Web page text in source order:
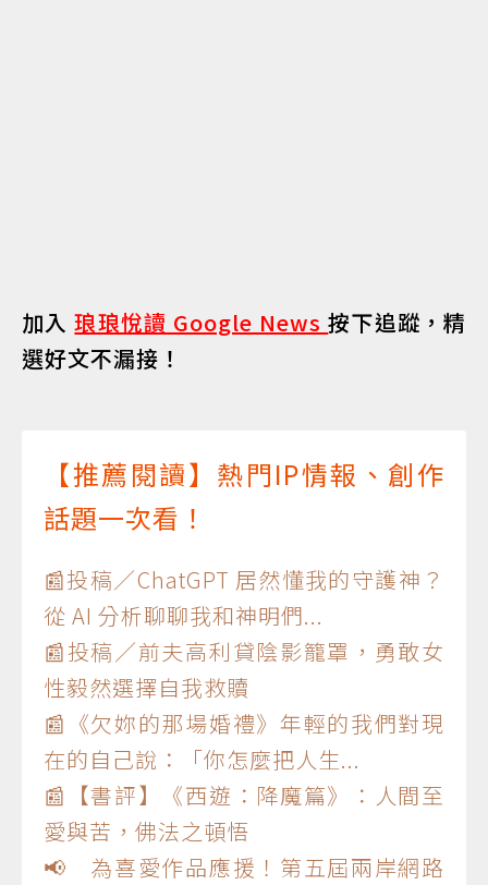
加入琅琅悅讀 Google News按下追蹤，精
選好文不漏接！
【推薦閱讀】熱門IP情報、創作
話題一次看！
📰投稿／ChatGPT 居然懂我的守護神？
從 AI 分析聊聊我和神明們...
📰投稿／前夫高利貸陰影籠罩，勇敢女
性毅然選擇自我救贖
📰《欠妳的那場婚禮》年輕的我們對現
在的自己說：「你怎麼把人生...
📰【書評】《西遊：降魔篇》：人間至
愛與苦，佛法之頓悟
📢 為喜愛作品應援！第五屆兩岸網路